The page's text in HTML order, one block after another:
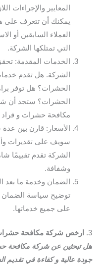
المعايير والإجراءات
يمكنك أن تتعرف على
العملاء السابقين أو
التي تمتلكها الشركة.
الخدمات المقدمة:
الشركة. هل تقدم
الحشرات؟ هل توفر
الحشرات؟ ستجد أن
مكافحة حشرات و
الأسعار: قارن بين
سويف على تقديرات
الشركة تقدم تقييمًا
وشفافة.
الضمان وخدمة ما بعد
توضيح سياسة الضمان
على جميع خدماتها.
3.
ارخص شركة مكافحة
هل تبحثين عن شركة
جودة عالية و كفاءة في تقديم